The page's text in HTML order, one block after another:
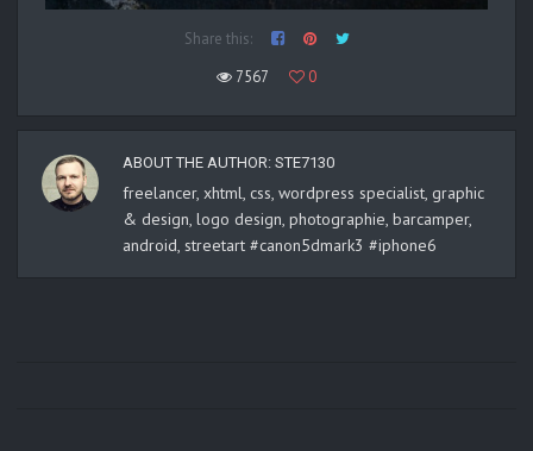
Share this:
7567
0
ABOUT THE AUTHOR: STE7130
freelancer, xhtml, css, wordpress specialist, graphic
& design, logo design, photographie, barcamper,
android, streetart #canon5dmark3 #iphone6